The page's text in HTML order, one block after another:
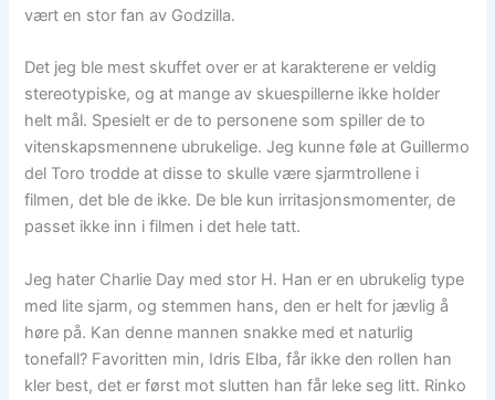
vært en stor fan av Godzilla.
Det jeg ble mest skuffet over er at karakterene er veldig
stereotypiske, og at mange av skuespillerne ikke holder
helt mål. Spesielt er de to personene som spiller de to
vitenskapsmennene ubrukelige. Jeg kunne føle at Guillermo
del Toro trodde at disse to skulle være sjarmtrollene i
filmen, det ble de ikke. De ble kun irritasjonsmomenter, de
passet ikke inn i filmen i det hele tatt.
Jeg hater Charlie Day med stor H. Han er en ubrukelig type
med lite sjarm, og stemmen hans, den er helt for jævlig å
høre på. Kan denne mannen snakke med et naturlig
tonefall? Favoritten min, Idris Elba, får ikke den rollen han
kler best, det er først mot slutten han får leke seg litt. Rinko